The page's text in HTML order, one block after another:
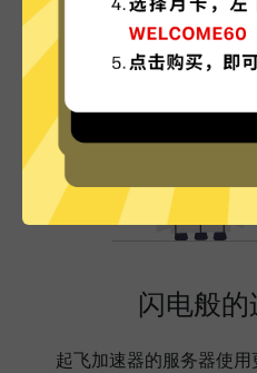
闪电般
起飞加速器的服务器使用